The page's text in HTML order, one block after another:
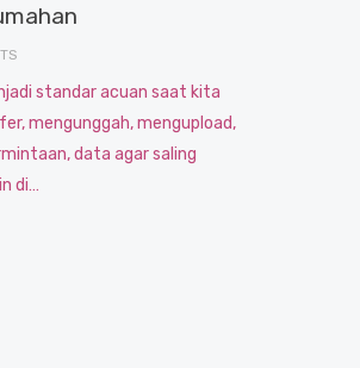
standar acuan saat kita
mengunggah, mengupload,
data agar saling
di…